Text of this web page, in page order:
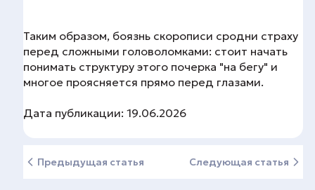
Предыдущая статья Следующая статья
Таким образом, боязнь скорописи сродни страху
перед сложными головоломками: стоит начать
понимать структуру этого почерка "на бегу" и
многое проясняется прямо перед глазами.
Дата публикации: 19.06.2026